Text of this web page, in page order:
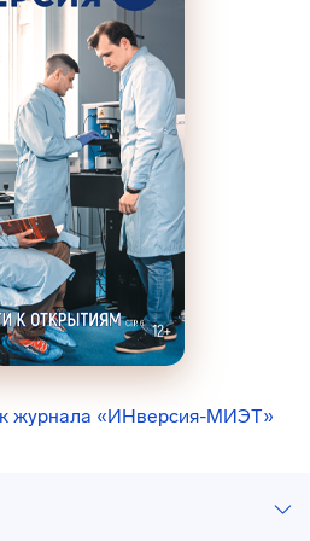
журнала «ИНверсия-МИЭТ»